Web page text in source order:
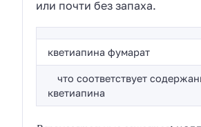
или почти без запаха.
кветиапина фумарат
что соответствует
кветиапина